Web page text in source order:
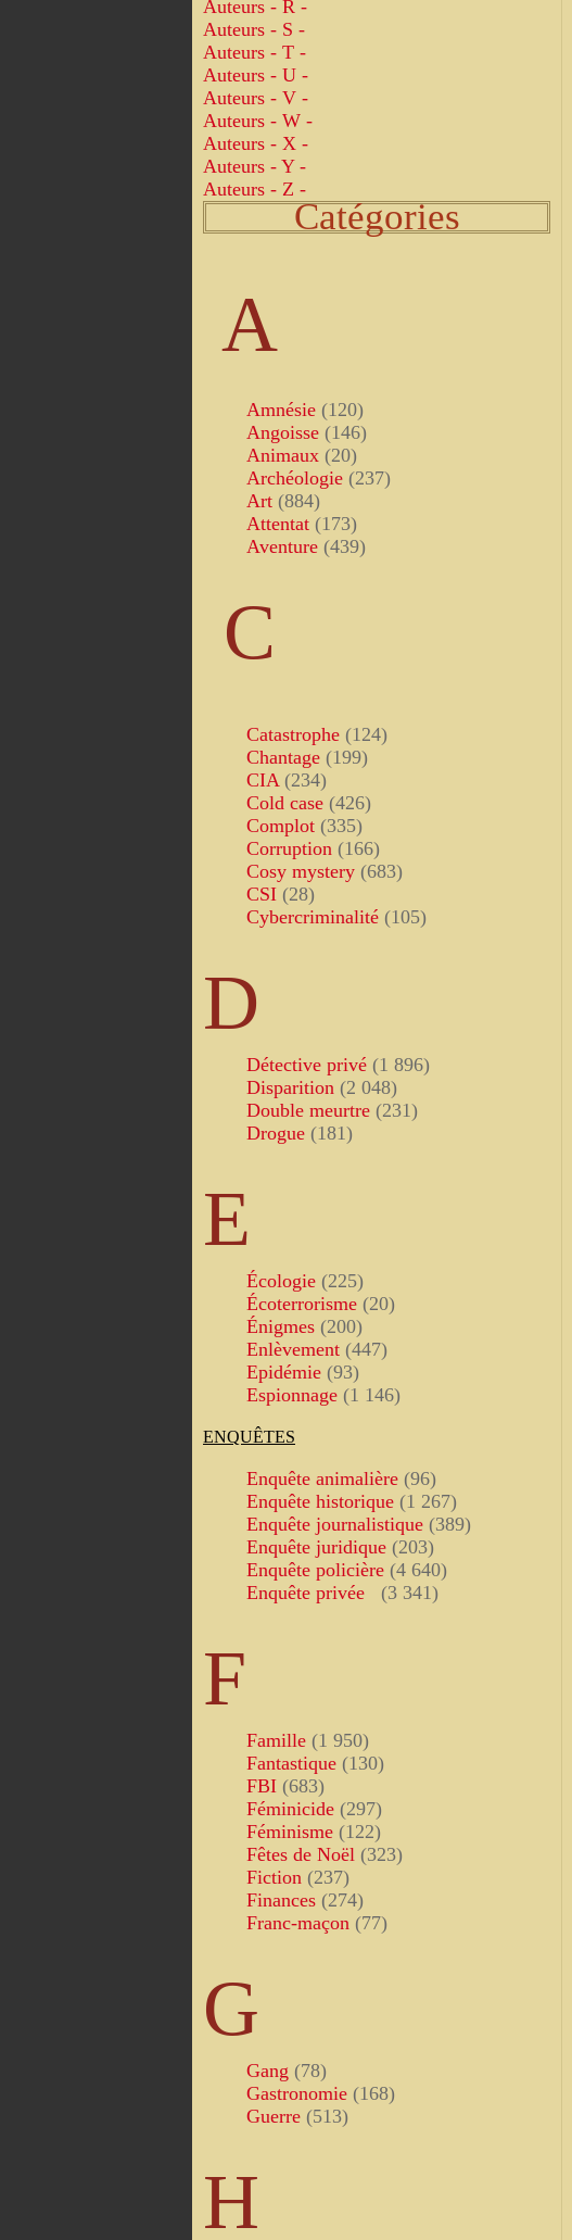
Auteurs - R -
Auteurs - S -
Auteurs - T -
Auteurs - U -
Auteurs - V -
Auteurs - W -
Auteurs - X -
Auteurs - Y -
Auteurs - Z -
Catégories
A
Amnésie (120)
Angoisse (146)
Animaux (20)
Archéologie (237)
Art (884)
Attentat (173)
Aventure (439)
C
Catastrophe (124)
Chantage (199)
CIA (234)
Cold case (426)
Complot (335)
Corruption (166)
Cosy mystery (683)
CSI (28)
Cybercriminalité (105)
D
Détective privé (1 896)
Disparition (2 048)
Double meurtre (231)
Drogue (181)
E
Écologie (225)
Écoterrorisme (20)
Énigmes (200)
Enlèvement (447)
Epidémie (93)
Espionnage (1 146)
ENQUÊTES
Enquête animalière (96)
Enquête historique (1 267)
Enquête journalistique (389)
Enquête juridique (203)
Enquête policière (4 640)
Enquête privée
(3 341)
F
Famille (1 950)
Fantastique (130)
FBI (683)
Féminicide (297)
Féminisme (122)
Fêtes de Noël (323)
Fiction (237)
Finances (274)
Franc-maçon (77)
G
Gang (78)
Gastronomie (168)
Guerre (513)
H